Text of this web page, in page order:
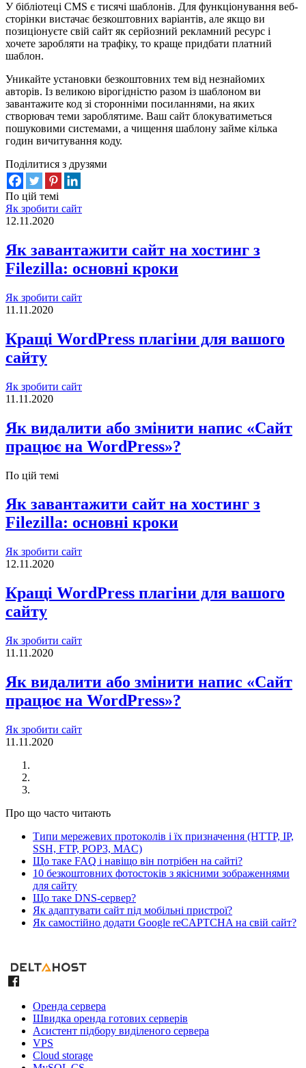
У бібліотеці CMS є тисячі шаблонів. Для функціонування веб-
сторінки вистачає безкоштовних варіантів, але якщо ви
позиціонуєте свій сайт як серйозний рекламний ресурс і
хочете заробляти на трафіку, то краще придбати платний
шаблон.
Уникайте установки безкоштовних тем від незнайомих
авторів. Із великою вірогідністю разом із шаблоном ви
завантажите код зі сторонніми посиланнями, на яких
створювач теми зароблятиме. Ваш сайт блокуватиметься
пошуковими системами, а чищення шаблону займе кілька
годин вичитування коду.
Поділитися з друзями
По цій темі
Як зробити сайт
12.11.2020
Як завантажити сайт на хостинг з
Filezilla: основні кроки
Як зробити сайт
11.11.2020
Кращі WordPress плагіни для вашого
сайту
Як зробити сайт
11.11.2020
Як видалити або змінити напис «Сайт
працює на WordPress»?
По цій темі
Як завантажити сайт на хостинг з
Filezilla: основні кроки
Як зробити сайт
12.11.2020
Кращі WordPress плагіни для вашого
сайту
Як зробити сайт
11.11.2020
Як видалити або змінити напис «Сайт
працює на WordPress»?
Як зробити сайт
11.11.2020
Про що часто читають
Типи мережевих протоколів і їх призначення (HTTP, IP,
SSH, FTP, POP3, MAC)
Що таке FAQ і навіщо він потрібен на сайті?
10 безкоштовних фотостоків з якісними зображеннями
для сайту
Що таке DNS-сервер?
Як адаптувати сайт під мобільні пристрої?
Як самостійно додати Google reCAPTCHA на свій сайт?
Оренда сервера
Швидка оренда готових серверів
Асистент підбору виділеного сервера
VPS
Cloud storage